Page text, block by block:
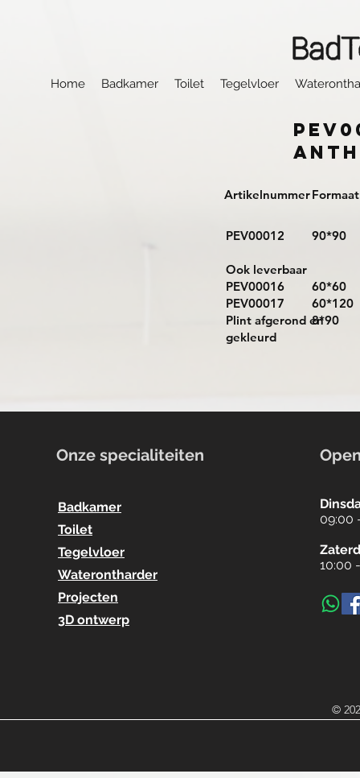
Home Badkamer Toilet Tegelvloer
ArtikelnummerFormaat
90*90
60*60
60*120
8*90
PEV00012
Ook leverbaar
PEV00016
PEV00017
Plint afgerond en
gekleurd
Onze specialiteiten
Badkamer
Toilet
Tegelvloer
Waterontharder
Projecten
3D ontwerp
09:00
10:00
©